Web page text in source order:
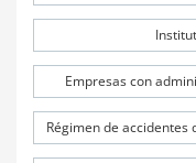
Empresas con
Régimen de